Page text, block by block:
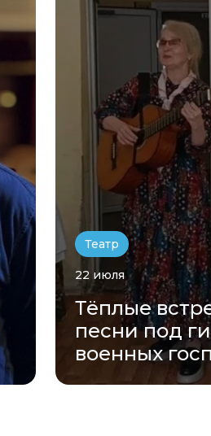
Театр
22 июля
Тёплые
песни под
военных